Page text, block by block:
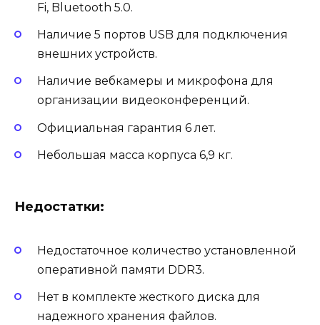
Fi, Bluetooth 5.0.
Наличие 5 портов USB для подключения
внешних устройств.
Наличие вебкамеры и микрофона для
организации видеоконференций.
Официальная гарантия 6 лет.
Небольшая масса корпуса 6,9 кг.
Недостатки:
Недостаточное количество установленной
оперативной памяти DDR3.
Нет в комплекте жесткого диска для
надежного хранения файлов.